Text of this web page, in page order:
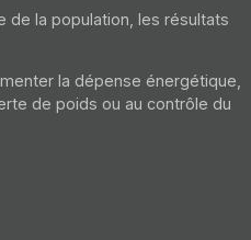
la population, les résultats
la dépense énergétique,
de poids ou au contrôle du